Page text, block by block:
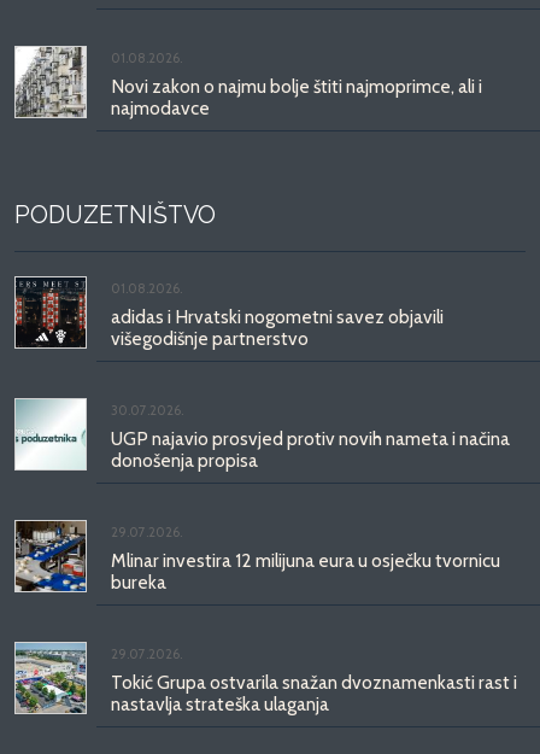
01.08.2026.
Novi zakon o najmu bolje štiti najmoprimce, ali i
najmodavce
PODUZETNIŠTVO
01.08.2026.
adidas i Hrvatski nogometni savez objavili
višegodišnje partnerstvo
30.07.2026.
UGP najavio prosvjed protiv novih nameta i načina
donošenja propisa
29.07.2026.
Mlinar investira 12 milijuna eura u osječku tvornicu
bureka
29.07.2026.
Tokić Grupa ostvarila snažan dvoznamenkasti rast i
nastavlja strateška ulaganja